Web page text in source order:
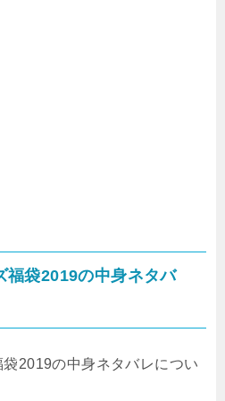
福袋2019の中身ネタバ
2019の中身ネタバレについ